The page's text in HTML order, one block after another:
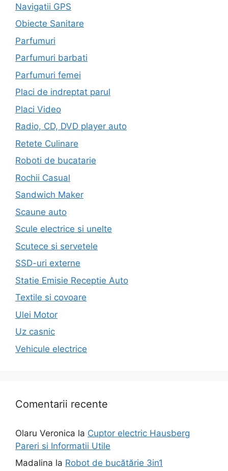
Navigatii GPS
Obiecte Sanitare
Parfumuri
Parfumuri barbati
Parfumuri femei
Placi de indreptat parul
Placi Video
Radio, CD, DVD player auto
Retete Culinare
Roboti de bucatarie
Rochii Casual
Sandwich Maker
Scaune auto
Scule electrice si unelte
Scutece si servetele
SSD-uri externe
Statie Emisie Receptie Auto
Textile si covoare
Ulei Motor
Uz casnic
Vehicule electrice
Comentarii recente
Olaru Veronica la Cuptor electric Hausberg
Pareri si Informatii Utile
Madalina la Robot de bucătărie 3in1